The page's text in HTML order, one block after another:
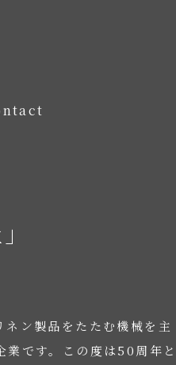
ン製品をたたむ機械を主
業です。この度は50周年と